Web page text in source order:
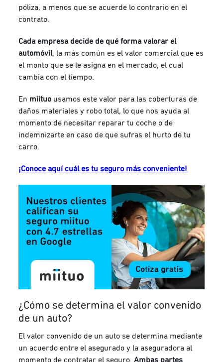
póliza, a menos que se acuerde lo contrario en el
contrato.
Cada empresa decide de qué forma valorar el
automóvil, la más común es el valor comercial que es
el monto que se le asigna en el mercado, el cual
cambia con el tiempo.
En miituo usamos este valor para las coberturas de
daños materiales y robo total, lo que nos ayuda al
momento de necesitar reparar tu coche o de
indemnizarte en caso de que sufras el hurto de tu
carro.
¡Conoce aquí cuál es tu seguro más conveniente!
¿Cómo se determina el valor convenido
de un auto?
El valor convenido de un auto se determina mediante
un acuerdo entre el asegurado y la aseguradora al
momento de contratar el seguro.Ambas partes